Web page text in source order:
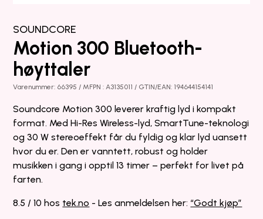
SOUNDCORE
Motion 300 Bluetooth-
høyttaler
Varenummer: 66395 / MFPN : A3135011 / GTIN/EAN: 194644154141
Soundcore Motion 300 leverer kraftig lyd i kompakt
format. Med Hi-Res Wireless-lyd, SmartTune-teknologi
og 30 W stereoeffekt får du fyldig og klar lyd uansett
hvor du er. Den er vanntett, robust og holder
musikken i gang i opptil 13 timer – perfekt for livet på
farten.
8.5 / 10 hos tek.no - Les anmeldelsen her: “Godt kjøp”